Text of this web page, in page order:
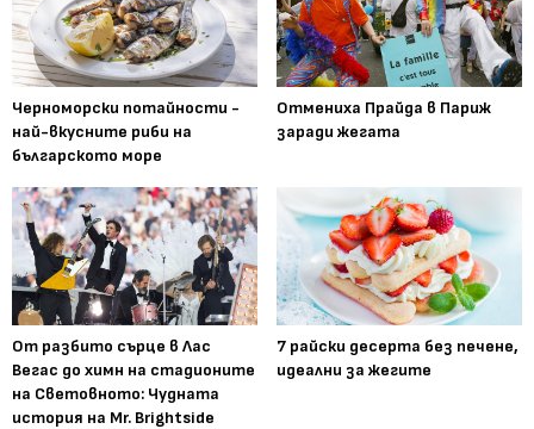
Черноморски потайности -
най-вкусните риби на
българското море
Отмениха Прайда в Париж
заради жегата
От разбито сърце в Лас
Вегас до химн на стадионите
на Световното: Чудната
история на Mr. Brightside
7 райски десерта без печене,
идеални за жегите